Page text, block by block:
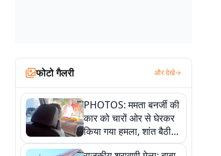
फोटो गैलरी और देखें
PHOTOS: ममता बनर्जी की
कार को चारों ओर से घेरकर
किया गया हमला, शांत बैठी
रहीं तृणमूल सुप्रीमो